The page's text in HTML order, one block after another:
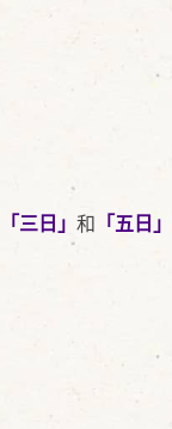
「三日」 和 「五日」